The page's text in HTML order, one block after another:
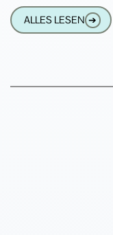
einen
ALLES LESEN ➔